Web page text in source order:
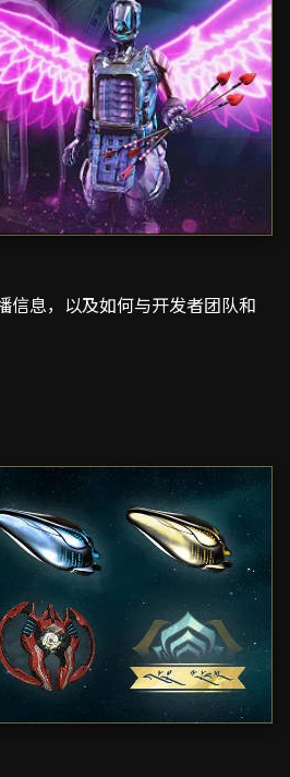
信息，以及如何与开发者团队和